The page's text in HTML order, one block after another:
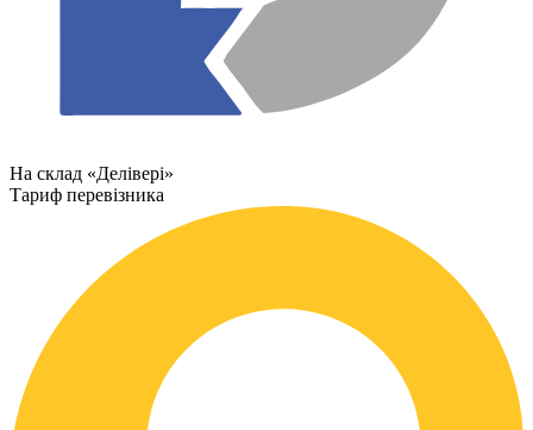
На склад «Делівері»
Тариф перевізника